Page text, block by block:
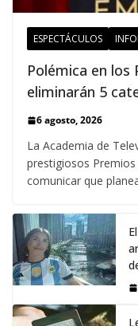
ESPECTÁCULOS
Polémica en los
eliminarán 5
6 agosto, 2026
La Academia de
prestigiosos
comunicar que